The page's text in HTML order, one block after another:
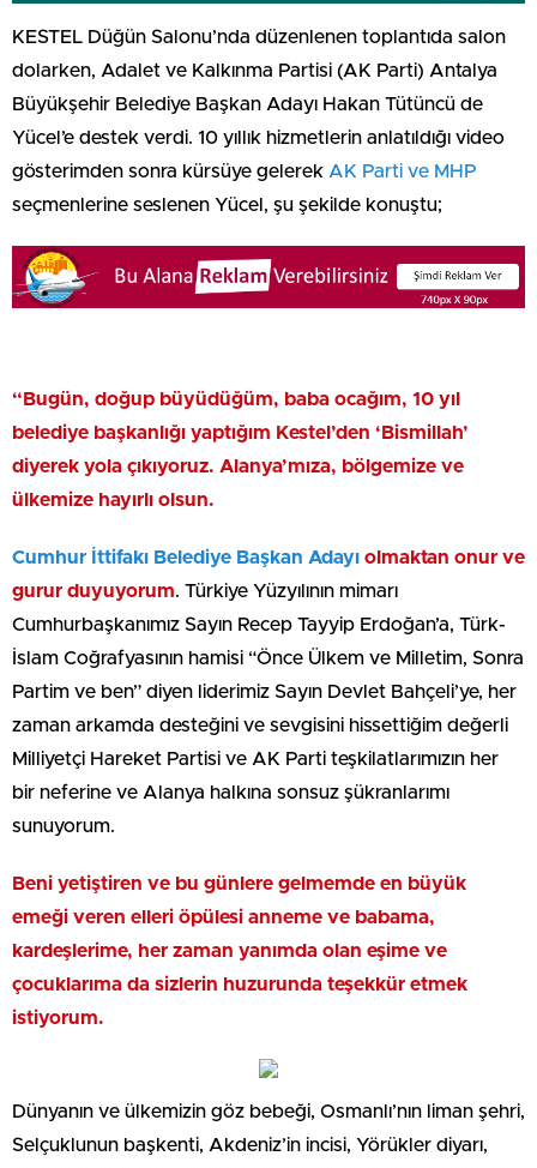
KESTEL Düğün Salonu’nda düzenlenen toplantıda salon
dolarken, Adalet ve Kalkınma Partisi (AK Parti) Antalya
Büyükşehir Belediye Başkan Adayı Hakan Tütüncü de
Yücel’e destek verdi. 10 yıllık hizmetlerin anlatıldığı video
gösterimden sonra kürsüye gelerek AK Parti ve MHP
seçmenlerine seslenen Yücel, şu şekilde konuştu;
“Bugün, doğup büyüdüğüm, baba ocağım, 10 yıl
belediye başkanlığı yaptığım Kestel’den ‘Bismillah’
diyerek yola çıkıyoruz. Alanya’mıza, bölgemize ve
ülkemize hayırlı olsun.
Cumhur İttifakı Belediye Başkan Adayı olmaktan onur ve
gurur duyuyorum. Türkiye Yüzyılının mimarı
Cumhurbaşkanımız Sayın Recep Tayyip Erdoğan’a, Türk-
İslam Coğrafyasının hamisi “Önce Ülkem ve Milletim, Sonra
Partim ve ben” diyen liderimiz Sayın Devlet Bahçeli’ye, her
zaman arkamda desteğini ve sevgisini hissettiğim değerli
Milliyetçi Hareket Partisi ve AK Parti teşkilatlarımızın her
bir neferine ve Alanya halkına sonsuz şükranlarımı
sunuyorum.
Beni yetiştiren ve bu günlere gelmemde en büyük
emeği veren elleri öpülesi anneme ve babama,
kardeşlerime, her zaman yanımda olan eşime ve
çocuklarıma da sizlerin huzurunda teşekkür etmek
istiyorum.
Dünyanın ve ülkemizin göz bebeği, Osmanlı’nın liman şehri,
Selçuklunun başkenti, Akdeniz’in incisi, Yörükler diyarı,